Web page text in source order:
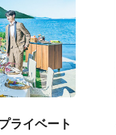
ライベート